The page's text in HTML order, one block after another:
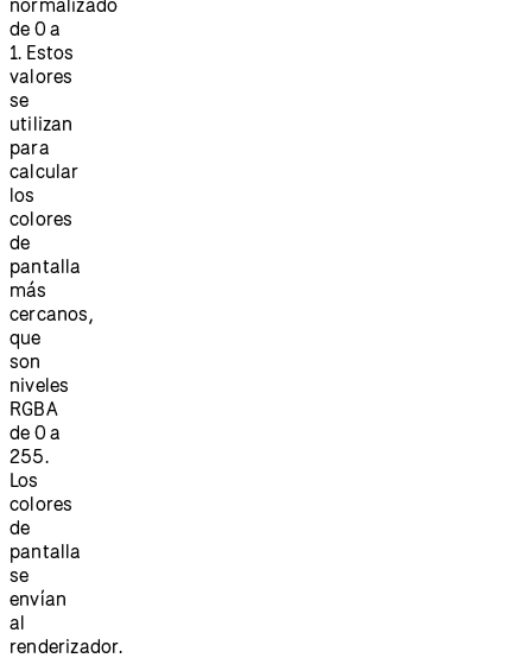
normalizado
de 0 a
1. Estos
valores
se
utilizan
para
calcular
los
colores
de
pantalla
más
cercanos,
que
son
niveles
RGBA
de 0 a
255.
Los
colores
de
pantalla
se
envían
al
renderizador.